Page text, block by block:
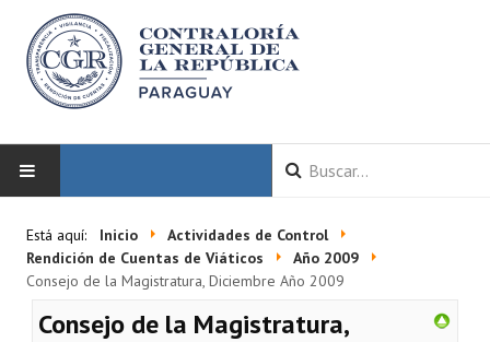
LA CGR
Autoridades
Está aquí: Inicio
Actividades de Control
Rendición de Cuentas de Viáticos
Año 2009
Consejo de la Magistratura, Diciembre Año 2009
Consejo de la Magistratura,